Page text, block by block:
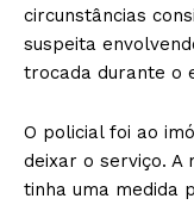
circunstâncias
suspeita
trocada durante o
O policial foi ao
deixar o serviço. A
tinha uma medida